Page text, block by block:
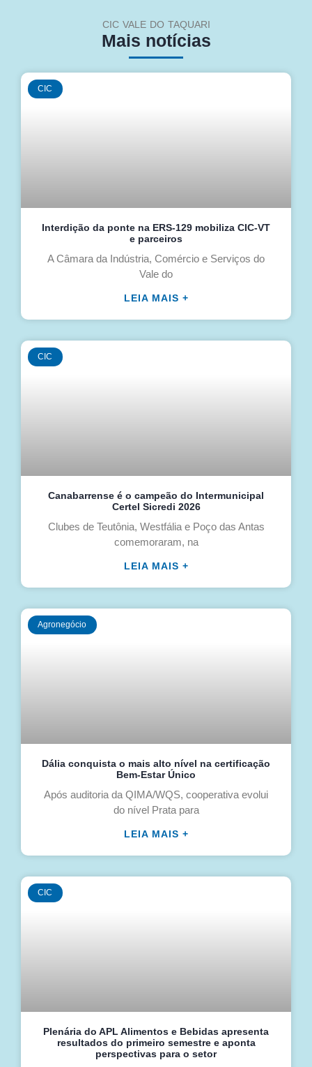
CIC VALE DO TAQUARI
Mais notícias
CIC
Interdição da ponte na ERS-129 mobiliza CIC-VT
e parceiros
A Câmara da Indústria, Comércio e Serviços do
Vale do
LEIA MAIS +
CIC
Canabarrense é o campeão do Intermunicipal
Certel Sicredi 2026
Clubes de Teutônia, Westfália e Poço das Antas
comemoraram, na
LEIA MAIS +
Agronegócio
Dália conquista o mais alto nível na certificação
Bem-Estar Único
Após auditoria da QIMA/WQS, cooperativa evolui
do nível Prata para
LEIA MAIS +
CIC
Plenária do APL Alimentos e Bebidas apresenta
resultados do primeiro semestre e aponta
perspectivas para o setor